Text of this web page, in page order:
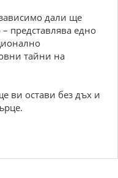
дали ще
представлява едно
тайни на
ви остави без дъх и